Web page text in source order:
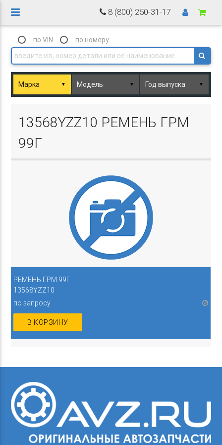
8 (800) 250-31-17
по VIN по номеру
▼ ▼ ▼
13568YZZ10 РЕМЕНЬ ГРМ
99Г
РЕМЕНЬ ГРМ 99Г
13568YZZ10
по запросу
В КОРЗИНУ